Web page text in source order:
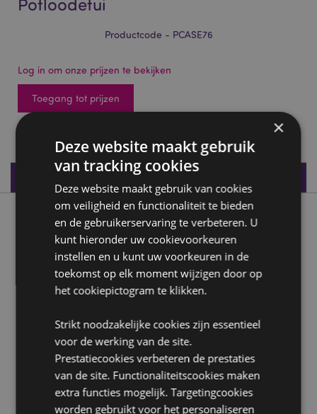
Productcode - PCASE76
Log in om onze prijzen te bekijken
Toegang tot prijzen
835 op voorraad
Productspecificaties
Product beschrijving
Adoramals Varken Siliconen Potloodetui
Materiaal:Siliconen met een metalen ritssluiting
Zoekt u meer informatie over kopen bij Puckator?
Lees dan onzeklanten informatie gids.
Product eigenschappen
Hoogte 6cm Breedte 19cm Diepte 5.5cm
×
Deze website maakt gebruik
van tracking cookies
Deze website maakt gebruik van cookies
om veiligheid en functionaliteit te bieden
en de gebruikerservaring te verbeteren. U
kunt hieronder uw cookievoorkeuren
instellen en u kunt uw voorkeuren in de
toekomst op elk moment wijzigen door op
het cookiepictogram te klikken.
Strikt noodzakelijke cookies zijn essentieel
voor de werking van de site.
Prestatiecookies verbeteren de prestaties
van de site. Functionaliteitscookies maken
extra functies mogelijk. Targetingcookies
worden gebruikt voor het personaliseren